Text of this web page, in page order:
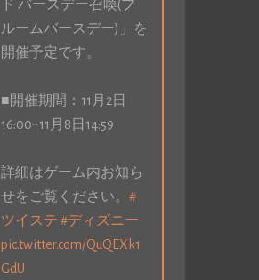
ド バースデー召喚(ブ
ルームバースデー)」を
開催予定です。
■開催期間：11月2日
16:00~11月8日14:59
詳細はゲーム内お知ら
せをご覧ください。 #
ツイステ #ディズニー
pic.twitter.com/QuQEXk1
GdU